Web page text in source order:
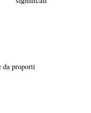
da proporti